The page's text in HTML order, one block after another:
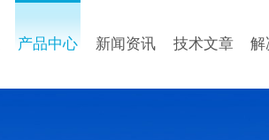
产品中心 新闻资讯 技术文章 解